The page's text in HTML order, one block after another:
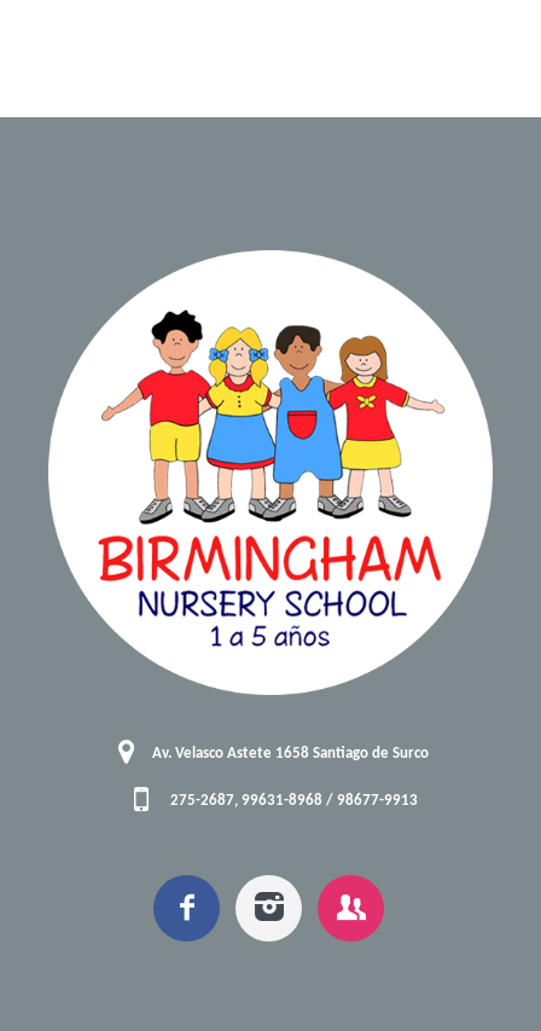
Av. Velasco Astete 1658 Santiago de Surco
275-2687, 99631-8968 / 98677-9913